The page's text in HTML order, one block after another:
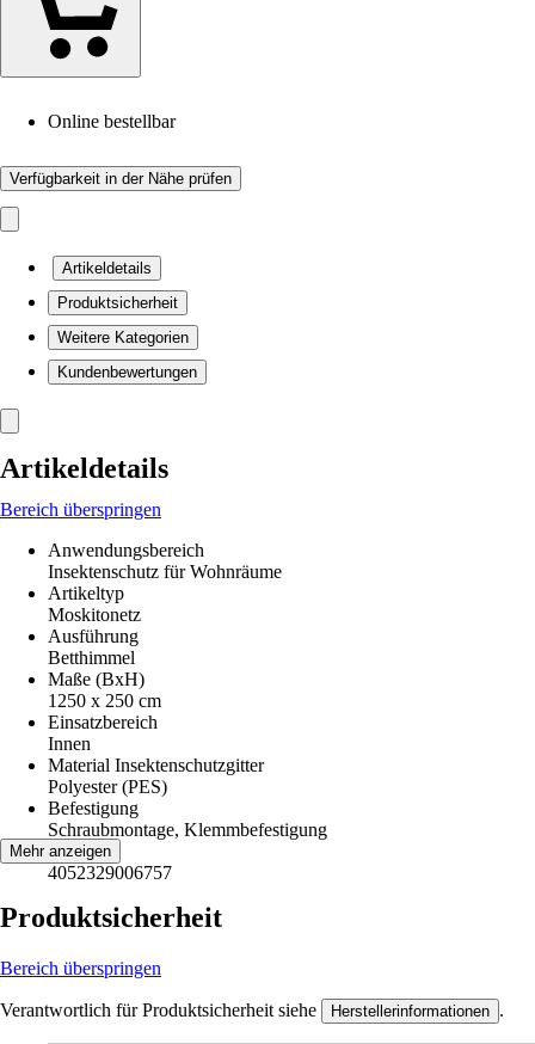
Online bestellbar
Verfügbarkeit in der Nähe prüfen
Artikeldetails
Produktsicherheit
Weitere Kategorien
Kundenbewertungen
Artikeldetails
Bereich überspringen
Anwendungsbereich
Insektenschutz für Wohnräume
Artikeltyp
Moskitonetz
Ausführung
Betthimmel
Maße (BxH)
1250 x 250 cm
Einsatzbereich
Innen
Material Insektenschutzgitter
Polyester (PES)
Befestigung
Schraubmontage, Klemmbefestigung
EAN
4052329006757
Mehr anzeigen
Produktsicherheit
Bereich überspringen
Verantwortlich für Produktsicherheit siehe Herstellerinformationen .